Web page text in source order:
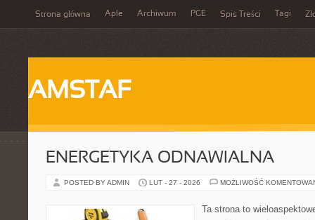
Strona główna Aple Archiwum PGE Spis Treści Tagi
AMSTAF
ENERGETYKA ODNAWIALNA
POSTED BY ADMIN LUT - 27 - 2026 MOŻLIWOŚĆ
Ta strona to